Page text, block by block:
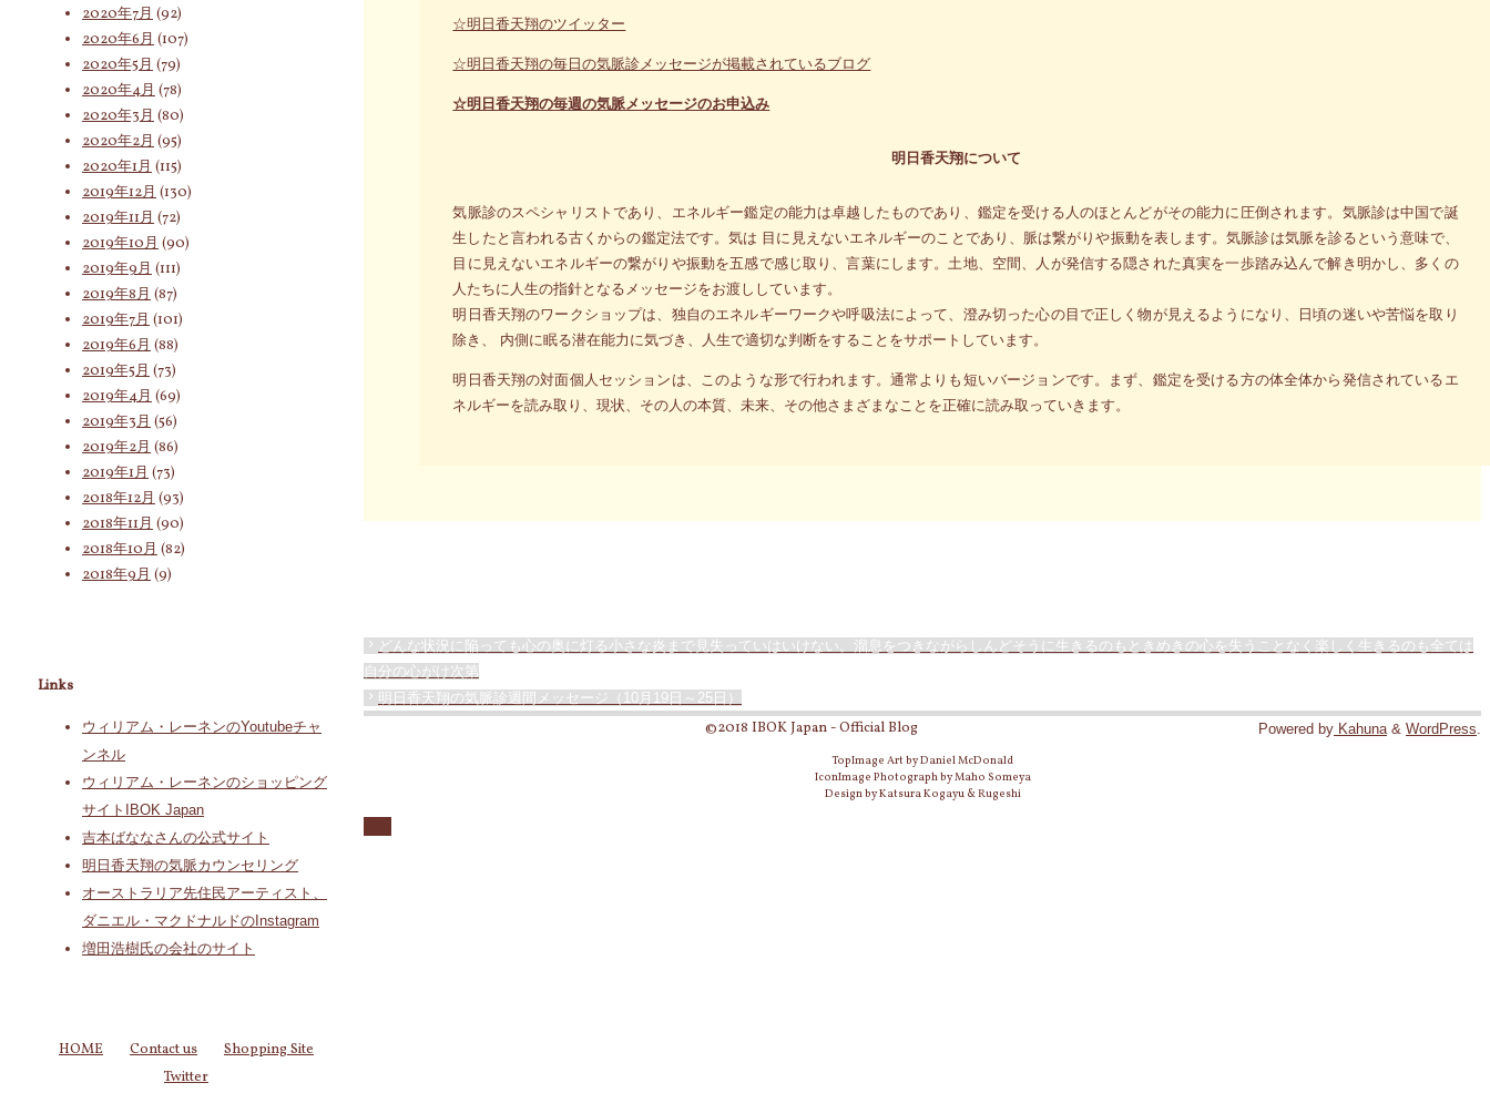
☆明日香天翔のツイッター
☆明日香天翔の毎日の気脈診メッセージが掲載されているブログ
☆明日香天翔の毎週の気脈メッセージのお申込み
明日香天翔について
気脈診のスペシャリストであり、エネルギー鑑定の能力は卓越したものであり、鑑定を受ける人のほとんどがその能力に圧倒されます。気脈診は中国で誕
生したと言われる古くからの鑑定法です。気は 目に見えないエネルギーのことであり、脈は繋がりや振動を表します。気脈診は気脈を診るという意味で、
目に見えないエネルギーの繋がりや振動を五感で感じ取り、言葉にします。土地、空間、人が発信する隠された真実を一歩踏み込んで解き明かし、多くの
人たちに人生の指針となるメッセージをお渡ししています。
明日香天翔のワークショップは、独自のエネルギーワークや呼吸法によって、澄み切った心の目で正しく物が見えるようになり、日頃の迷いや苦悩を取り
除き、 内側に眠る潜在能力に気づき、人生で適切な判断をすることをサポートしています。
明日香天翔の対面個人セッションは、このような形で行われます。通常よりも短いバージョンです。まず、鑑定を受ける方の体全体から発信されているエ
ネルギーを読み取り、現状、その人の本質、未来、その他さまざまなことを正確に読み取っていきます。
2020年7月 (92)
2020年6月 (107)
2020年5月 (79)
2020年4月 (78)
2020年3月 (80)
2020年2月 (95)
2020年1月 (115)
2019年12月 (130)
2019年11月 (72)
2019年10月 (90)
2019年9月 (111)
2019年8月 (87)
2019年7月 (101)
2019年6月 (88)
2019年5月 (73)
2019年4月 (69)
2019年3月 (56)
2019年2月 (86)
2019年1月 (73)
2018年12月 (93)
2018年11月 (90)
2018年10月 (82)
2018年9月 (9)
Links
ウィリアム・レーネンのYoutubeチャ
ンネル
ウィリアム・レーネンのショッピング
サイトIBOK Japan
吉本ばななさんの公式サイト
明日香天翔の気脈カウンセリング
オーストラリア先住民アーティスト、
ダニエル・マクドナルドのInstagram
増田浩樹氏の会社のサイト
HOME Contact us
Shopping Site
Twitter
どんな状況に陥っても心の奥に灯る小さな炎まで見失っていはいけない。溜息をつきながらしんどそうに生きるのもときめきの心を失うことなく楽しく生きるのも全ては
自分の心がけ次第
明日香天翔の気脈診週間メッセージ（10月19日～25日）
Powered by Kahuna & WordPress
©2018 IBOK Japan - Official Blog
TopImage Art by Daniel McDonald
IconImage Photograph by Maho Someya
Design by Katsura Kogayu & Rugeshi